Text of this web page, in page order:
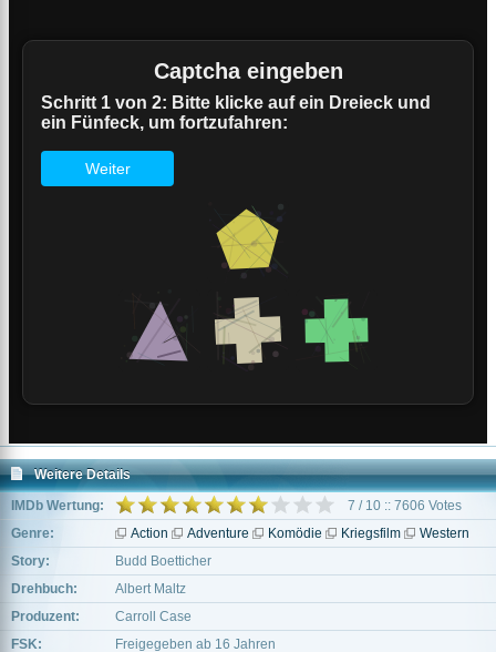
Weitere Details
IMDb Wertung:
7 / 10 :: 7606 Votes
Genre:
Action Adventure Komödie Kriegsfilm
Western
Story:
Budd Boetticher
Drehbuch:
Albert Maltz
Produzent:
Carroll Case
FSK:
Freigegeben ab 16 Jahren